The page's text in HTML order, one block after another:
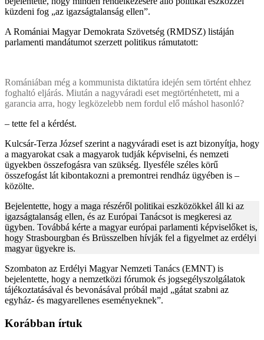
küzdeni fog „az igazságtalanság ellen”.
A Romániai Magyar Demokrata Szövetség (RMDSZ) listáján
parlamenti mandátumot szerzett politikus rámutatott:
Romániában még a kommunista diktatúra idején sem történt ehhez
foghaltó eljárás. Miután a nagyváradi eset megtörténhetett, mi a
garancia arra, hogy legközelebb nem fordul elő máshol hasonló?
– tette fel a kérdést.
Kulcsár-Terza József szerint a nagyváradi eset is azt bizonyítja, hogy
a magyarokat csak a magyarok tudják képviselni, és nemzeti
ügyekben összefogásra van szükség. Ilyesféle széles körű
összefogást lát kibontakozni a premontrei rendház ügyében is –
közölte.
Bejelentette, hogy a maga részéről politikai eszközökkel áll ki az
igazságtalanság ellen, és az Európai Tanácsot is megkeresi az
ügyben. Továbbá kérte a magyar európai parlamenti képviselőket is,
hogy Strasbourgban és Brüsszelben hívják fel a figyelmet az erdélyi
magyar ügyekre is.
Szombaton az Erdélyi Magyar Nemzeti Tanács (EMNT) is
bejelentette, hogy a nemzetközi fórumok és jogsegélyszolgálatok
tájékoztatásával és bevonásával próbál majd „gátat szabni az
egyház- és magyarellenes eseményeknek”.
Korábban írtuk